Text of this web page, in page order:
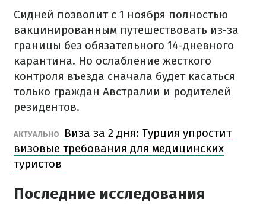
Сидней позволит с 1 ноября полностью
вакцинированным путешествовать из-за
границы без обязательного 14-дневного
карантина. Но ослабление жесткого
контроля въезда сначала будет касаться
только граждан Австралии и родителей
резидентов.
АКТУАЛЬНО
Виза за 2 дня: Турция упростит
визовые требования для медицинских
туристов
Последние исследования